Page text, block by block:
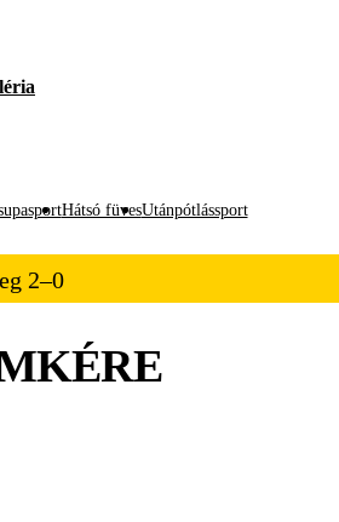
Hátsó füvesUtánpótlássport
2–0